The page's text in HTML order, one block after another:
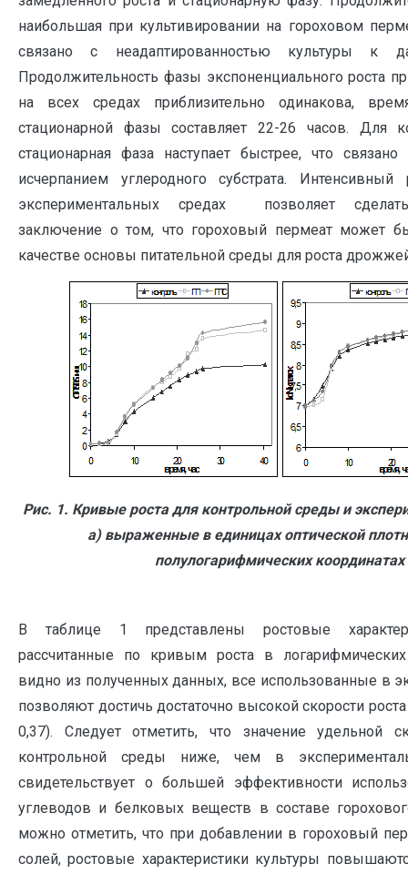
наибольшая при культивировании на гороховом
связано с неадаптированностью культуры к
Продолжительность фазы экспоненциального роста
на всех средах приблизительно одинакова,
стационарной фазы составляет 22-26 часов. Для
стационарная фаза наступает быстрее, что
исчерпанием углеродного субстрата.
экспериментальных средах позволяет
заключение о том, что гороховый пермеат может
качестве основы питательной среды для роста
Рис. 1. Кривые роста для контрольной среды и
а) выраженные в единицах оптической
полулогарифмических координатах
В таблице 1 представлены ростовые
рассчитанные по кривым роста в
видно из полученных данных, все использованные в
позволяют достичь достаточно высокой скорости
0,37). Следует отметить, что значение удельной
контрольной среды ниже, чем в
свидетельствует о большей эффективности
углеводов и белковых веществ в составе
можно отметить, что при добавлении в гороховый
солей, ростовые характеристики культуры